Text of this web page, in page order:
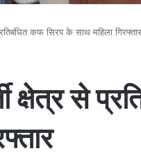
कफ सिरप के साथ महिला गिरफ्तार
क्षेत्र से